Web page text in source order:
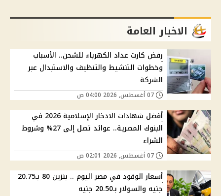
الاخبار العامة
رفض كارت عداد الكهرباء للشحن.. الأسباب
وخطوات التنشيط والتنظيف والاستبدال عبر
الشركة
أفضل شهادات الادخار الإسلامية 2026 في
البنوك المصرية.. عوائد تصل إلى 27% وشروط
الشراء
أسعار الوقود في مصر اليوم .. بنزين 80 بـ20.75
جنيه والسولار بـ20.50 جنيه